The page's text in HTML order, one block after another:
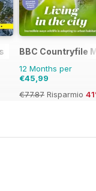
BBC Countryfile
12 Months per
€45,99
€77.87 Risparmio